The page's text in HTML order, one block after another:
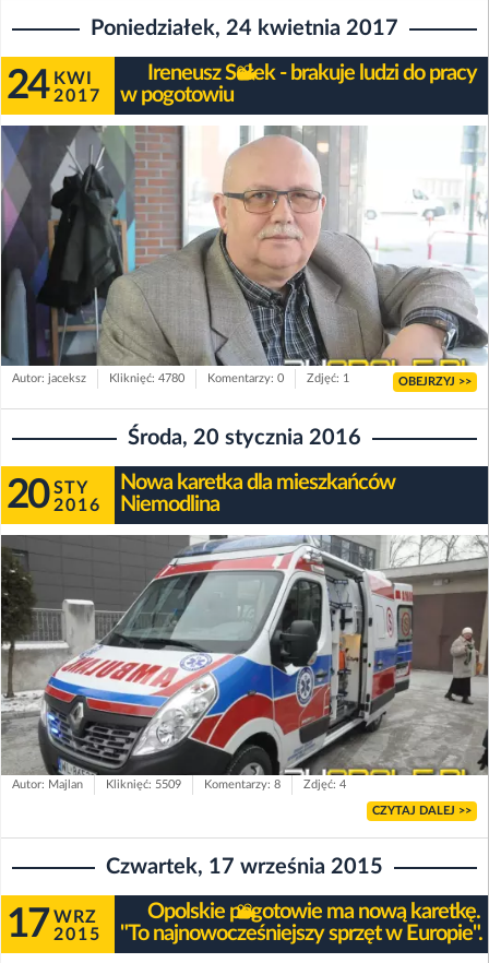
Poniedziałek, 24 kwietnia 2017
24 KWI
2017
Ireneusz Sołek - brakuje ludzi do pracy
w pogotowiu
Autor: jaceksz Kliknięć: 4780 Komentarzy: 0 Zdjęć: 1 OBEJRZYJ >>
Środa, 20 stycznia 2016
20 STY
2016
Nowa karetka dla mieszkańców
Niemodlina
Autor: Majlan Kliknięć: 5509 Komentarzy: 8 Zdjęć: 4
CZYTAJ DALEJ >>
Czwartek, 17 września 2015
17 WRZ
2015
Opolskie pogotowie ma nową karetkę.
"To najnowocześniejszy sprzęt w Europie".